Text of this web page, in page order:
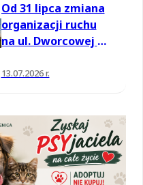
Od 31 lipca zmiana
organizacji ruchu
na ul. Dworcowej w
13.07.2026 r.